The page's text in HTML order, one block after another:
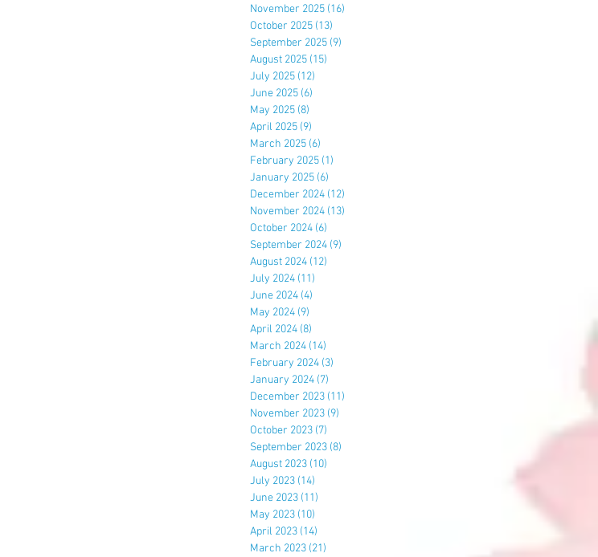
November 2025 (16)
October 2025 (13)
September 2025 (9)
August 2025 (15)
July 2025 (12)
June 2025 (6)
May 2025 (8)
April 2025 (9)
March 2025 (6)
February 2025 (1)
January 2025 (6)
December 2024 (12)
November 2024 (13)
October 2024 (6)
September 2024 (9)
August 2024 (12)
July 2024 (11)
June 2024 (4)
May 2024 (9)
April 2024 (8)
March 2024 (14)
February 2024 (3)
January 2024 (7)
December 2023 (11)
November 2023 (9)
October 2023 (7)
September 2023 (8)
August 2023 (10)
July 2023 (14)
June 2023 (11)
May 2023 (10)
April 2023 (14)
March 2023 (21)